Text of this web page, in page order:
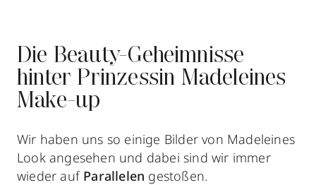
Die Beauty-Geheimnisse
hinter Prinzessin Madeleines
Make-up
Wir haben uns so einige Bilder von Madeleines
Look angesehen und dabei sind wir immer
wieder auf Parallelen gestoßen.